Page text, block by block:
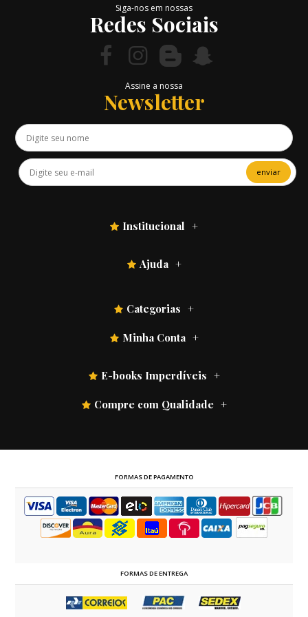
Siga-nos em nossas
Redes Sociais
Assine a nossa
Newsletter
enviar
Institucional
Ajuda
Categorias
Minha Conta
E-books Imperdíveis
Compre com Qualidade
FORMAS DE PAGAMENTO
FORMAS DE ENTREGA